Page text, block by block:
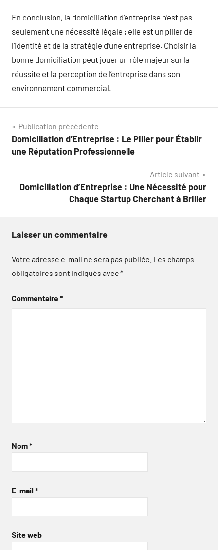
En conclusion, la domiciliation d’entreprise n’est pas
seulement une nécessité légale ; elle est un pilier de
l’identité et de la stratégie d’une entreprise. Choisir la
bonne domiciliation peut jouer un rôle majeur sur la
réussite et la perception de l’entreprise dans son
environnement commercial.
Navigation
de
Publication précédente
Domiciliation d’Entreprise : Le Pilier pour Établir
une Réputation Professionnelle
Article suivant
Domiciliation d’Entreprise : Une Nécessité pour
Chaque Startup Cherchant à Briller
Laisser un commentaire
Votre adresse e-mail ne sera pas publiée. Les champs
obligatoires sont indiqués avec*
Commentaire*
Nom*
E-mail *
Site web